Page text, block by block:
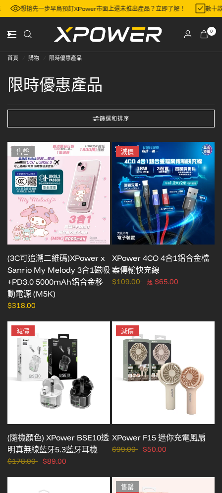
想搶先一步早鳥預訂XPower市面上還未推出產品？立即了解！ 數
0
首頁 購物 限時優惠產品
限時優惠產品
篩選和排序
售罄
(3C可追溯二維碼)XPower x
Sanrio My Melody 3合1磁吸
+PD3.0 5000mAh鋁合金移
動電源 (M5K)
$318.00
減價
XPower 4CO 4合1鋁合金檔
案傳輸快充線
$109.00 起 $65.00
減價
(隨機顏色) XPower BSE10透
明真無線藍牙5.3藍牙耳機
$178.00 $89.00
減價
XPower F15 迷你充電風扇
$99.00 $50.00
售罄